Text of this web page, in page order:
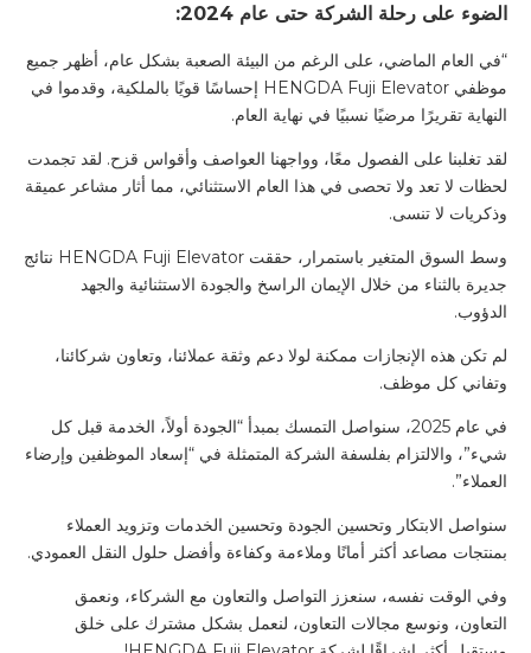
الضوء على رحلة الشركة حتى عام 2024:
“في العام الماضي، على الرغم من البيئة الصعبة بشكل عام، أظهر جميع
موظفي HENGDA Fuji Elevator إحساسًا قويًا بالملكية، وقدموا في
النهاية تقريرًا مرضيًا نسبيًا في نهاية العام.
لقد تغلبنا على الفصول معًا، وواجهنا العواصف وأقواس قزح. لقد تجمدت
لحظات لا تعد ولا تحصى في هذا العام الاستثنائي، مما أثار مشاعر عميقة
وذكريات لا تنسى.
وسط السوق المتغير باستمرار، حققت HENGDA Fuji Elevator نتائج
جديرة بالثناء من خلال الإيمان الراسخ والجودة الاستثنائية والجهد
الدؤوب.
لم تكن هذه الإنجازات ممكنة لولا دعم وثقة عملائنا، وتعاون شركائنا،
وتفاني كل موظف.
في عام 2025، سنواصل التمسك بمبدأ “الجودة أولاً، الخدمة قبل كل
شيء”، والالتزام بفلسفة الشركة المتمثلة في “إسعاد الموظفين وإرضاء
العملاء”.
سنواصل الابتكار وتحسين الجودة وتحسين الخدمات وتزويد العملاء
بمنتجات مصاعد أكثر أمانًا وملاءمة وكفاءة وأفضل حلول النقل العمودي.
وفي الوقت نفسه، سنعزز التواصل والتعاون مع الشركاء، ونعمق
التعاون، ونوسع مجالات التعاون، لنعمل بشكل مشترك على خلق